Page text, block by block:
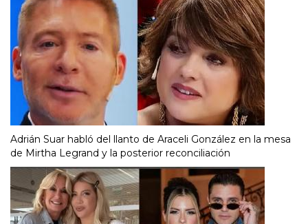
Adrián Suar habló del llanto de Araceli González en la mesa
de Mirtha Legrand y la posterior reconciliación